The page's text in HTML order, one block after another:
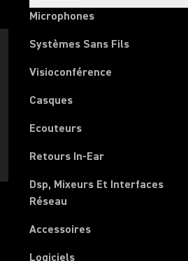
Microphones
Systèmes Sans Fils
Visioconférence
Casques
Ecouteurs
Retours In-Ear
Dsp, Mixeurs Et Interfaces
Réseau
Accessoires
Logiciels